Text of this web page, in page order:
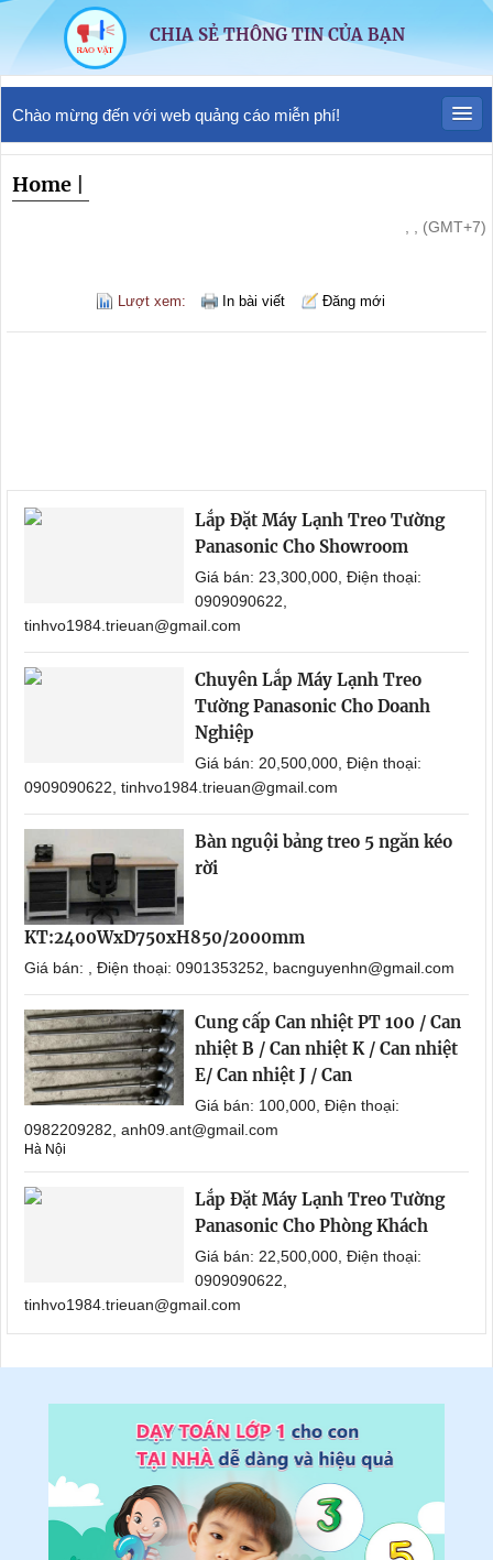
CHIA SẺ THÔNG TIN CỦA BẠN
Chào mừng đến với web quảng cáo miễn phí!
Home
, , (GMT+7)
Lượt xem: In bài viết Đăng mới
Lắp Đặt Máy Lạnh Treo Tường
Panasonic Cho Showroom
Giá bán: 23,300,000, Điện thoại:
0909090622,
tinhvo1984.trieuan@gmail.com
Chuyên Lắp Máy Lạnh Treo
Tường Panasonic Cho Doanh
Nghiệp
Giá bán: 20,500,000, Điện thoại:
0909090622, tinhvo1984.trieuan@gmail.com
Bàn nguội bảng treo 5 ngăn kéo
rời
KT:2400WxD750xH850/2000mm
Giá bán: , Điện thoại: 0901353252, bacnguyenhn@gmail.com
Cung cấp Can nhiệt PT 100 / Can
nhiệt B / Can nhiệt K / Can nhiệt
E/ Can nhiệt J / Can
Giá bán: 100,000, Điện thoại:
0982209282, anh09.ant@gmail.com
Hà Nội
Lắp Đặt Máy Lạnh Treo Tường
Panasonic Cho Phòng Khách
Giá bán: 22,500,000, Điện thoại:
0909090622,
tinhvo1984.trieuan@gmail.com